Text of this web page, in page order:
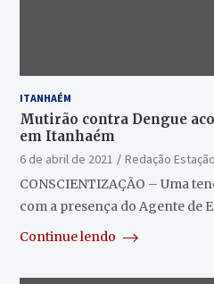
ITANHAÉM
Mutirão contra Dengue
em Itanhaém
6 de abril de 2021
Redação
CONSCIENTIZAÇÃO – Uma
com a presença do Agente de
Continue lendo